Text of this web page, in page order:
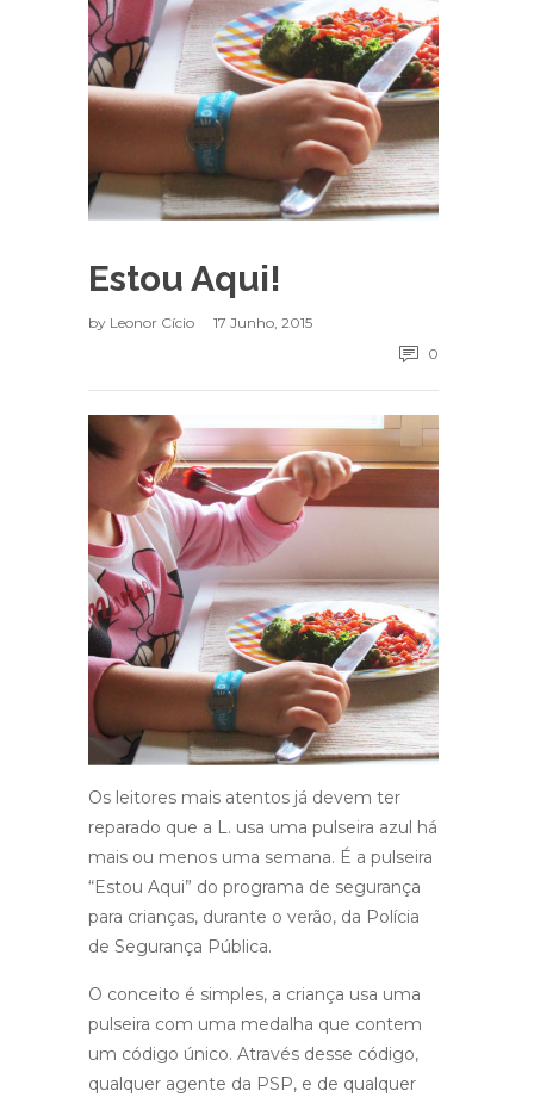
Estou Aqui!
by Leonor Cício
17 Junho, 2015
0
Os leitores mais atentos já devem ter
reparado que a L. usa uma pulseira azul há
mais ou menos uma semana. É a pulseira
“Estou Aqui” do programa de segurança
para crianças, durante o verão, da Polícia
de Segurança Pública.
O conceito é simples, a criança usa uma
pulseira com uma medalha que contem
um código único. Através desse código,
qualquer agente da PSP, e de qualquer